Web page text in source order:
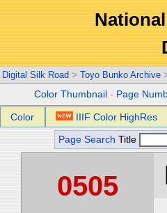
Digital Silk Road > Toyo Bunko Archive
Color Thumbnail - Page
Color IIIF Color HighRes
Page Search Title
0505